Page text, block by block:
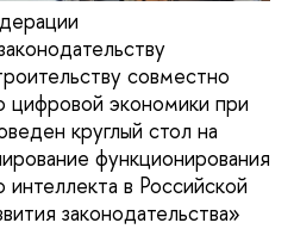
совместно
цифровой экономики при
круглый стол на
функционирования
в Российской
законодательства»